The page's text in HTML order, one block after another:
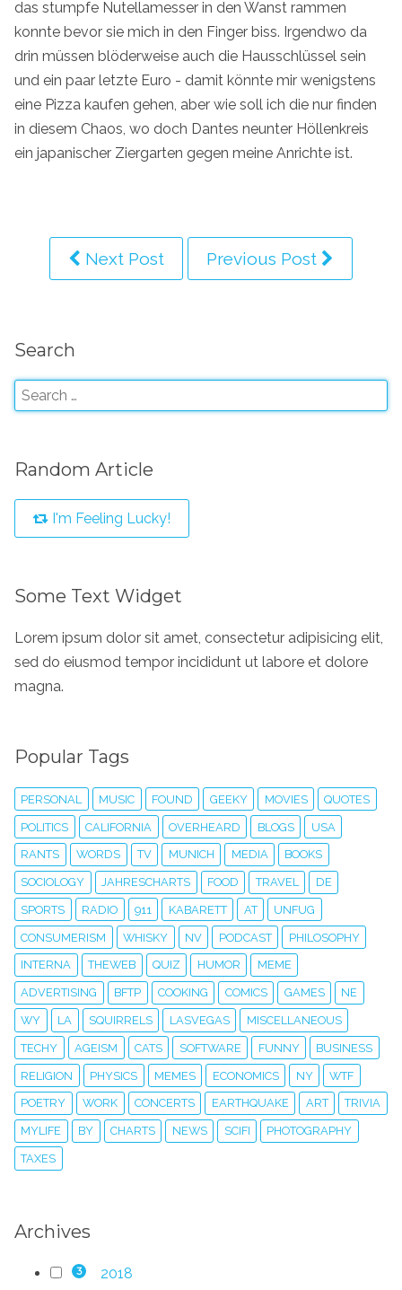
das stumpfe Nutellamesser in den Wanst rammen
konnte bevor sie mich in den Finger biss. Irgendwo da
drin müssen blöderweise auch die Hausschlüssel sein
und ein paar letzte Euro - damit könnte mir wenigstens
eine Pizza kaufen gehen, aber wie soll ich die nur finden
in diesem Chaos, wo doch Dantes neunter Höllenkreis
ein japanischer Ziergarten gegen meine Anrichte ist.
Next Post Previous Post
Search
Random Article
I'm Feeling Lucky!
Some Text Widget
Lorem ipsum dolor sit amet, consectetur adipisicing elit,
sed do eiusmod tempor incididunt ut labore et dolore
magna.
Popular Tags
PERSONAL MUSIC FOUND GEEKY MOVIES QUOTES
POLITICS CALIFORNIA OVERHEARD BLOGS USA
RANTS WORDS TV MUNICH MEDIA BOOKS
SOCIOLOGY JAHRESCHARTS FOOD TRAVEL DE
SPORTS RADIO 911 KABARETT AT UNFUG
CONSUMERISM WHISKY NV PODCAST PHILOSOPHY
INTERNA THEWEB QUIZ HUMOR MEME
ADVERTISING BFTP COOKING COMICS GAMES NE
WY LA SQUIRRELS LASVEGAS MISCELLANEOUS
TECHY AGEISM CATS SOFTWARE FUNNY BUSINESS
RELIGION PHYSICS MEMES ECONOMICS NY WTF
POETRY WORK CONCERTS EARTHQUAKE ART TRIVIA
MYLIFE BY CHARTS NEWS SCIFI PHOTOGRAPHY
TAXES
Archives
3 2018